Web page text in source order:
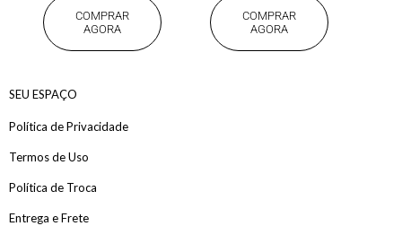
COMPRAR
AGORA
COMPRAR
AGORA
SEU ESPAÇO
Política de Privacidade
Termos de Uso
Política de Troca
Entrega e Frete